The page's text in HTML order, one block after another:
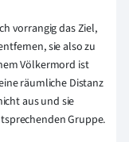
vorrangig das Ziel,
sie also zu
Völkermord ist
räumliche Distanz
aus und sie
Gruppe.